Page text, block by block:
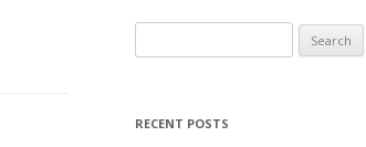
RECENT POSTS